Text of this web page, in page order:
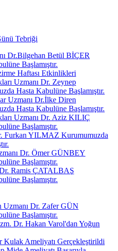
Tebriği
Dr.Bilgehan Betül BİÇER
Başlamıştır.
Haftası Etkinlikleri
Uzmanı Dr. Zeynep
Hasta Kabulüne Başlamıştır.
Uzmanı Dr.İlke Diren
Hasta Kabulüne Başlamıştır.
Uzmanı Dr. Aziz KILIÇ
Başlamıştır.
Furkan YILMAZ Kurumumuzda
Dr. Ömer GÜNBEY
Başlamıştır.
Ramis ÇATALBAŞ
Başlamıştır.
Uzmanı Dr. Zafer GÜN
Başlamıştır.
Dr. Hakan Varol'dan Yoğun
Kulak Ameliyatı Gerçekleştirildi